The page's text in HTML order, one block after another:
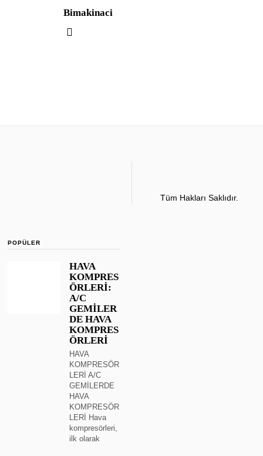
Bimakinaci
Tüm Hakları Saklıdır.
POPÜLER
HAVA
KOMPRES
ÖRLERİ:
A/C
GEMİLER
DE HAVA
KOMPRES
ÖRLERİ
HAVA
KOMPRESÖR
LERİ A/C
GEMİLERDE
HAVA
KOMPRESÖR
LERİ Hava
kompresörleri,
ilk olarak